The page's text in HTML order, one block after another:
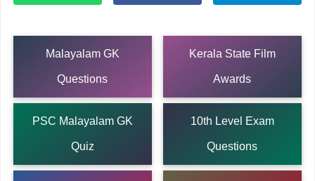
Malayalam GK
Questions
Kerala State Film
Awards
PSC Malayalam GK
Quiz
10th Level Exam
Questions